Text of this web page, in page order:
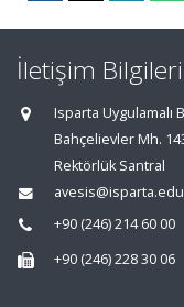
İletişim Bilgileri
Isparta Uygulamalı
Bahçelievler Mh.
Rektörlük Santral
+90 (246) 214 60 00
+90 (246) 228 30 06